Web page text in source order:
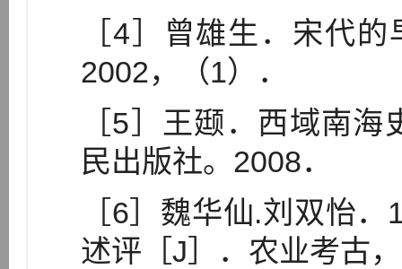
［4］曾雄生．宋代
2002，（1）．
［5］王颋．西域南
民出版社。2008．
［6］魏华仙.刘双怡
述评［J］．农业考古